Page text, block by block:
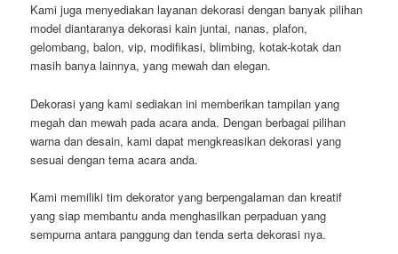
Kami juga menyediakan layanan dekorasi dengan banyak pilihan
model diantaranya dekorasi kain juntai, nanas, plafon,
gelombang, balon, vip, modifikasi, blimbing, kotak-kotak dan
masih banya lainnya, yang mewah dan elegan.
Dekorasi yang kami sediakan ini memberikan tampilan yang
megah dan mewah pada acara anda. Dengan berbagai pilihan
warna dan desain, kami dapat mengkreasikan dekorasi yang
sesuai dengan tema acara anda.
Kami memiliki tim dekorator yang berpengalaman dan kreatif
yang siap membantu anda menghasilkan perpaduan yang
sempurna antara panggung dan tenda serta dekorasi nya.